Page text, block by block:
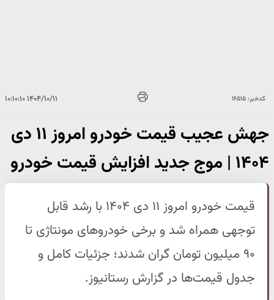
کدخبر: ۱۶۵۱۵ ۱۴۰۴/۱۰/۱۱ ۱۰:۱۰:۱۰
جهش عجیب قیمت خودرو امروز ۱۱ دی
۱۴۰۴ | موج جدید افزایش قیمت خودرو
قیمت خودرو امروز ۱۱ دی ۱۴۰۴ با رشد قابل
توجهی همراه شد و برخی خودروهای مونتاژی تا
۹۰ میلیون تومان گران شدند؛ جزئیات کامل و
جدول قیمت‌ها در گزارش رستانیوز.